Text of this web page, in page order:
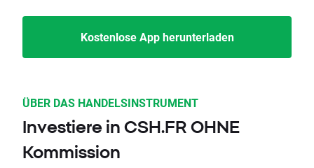
Kostenlose App herunterladen
ÜBER DAS HANDELSINSTRUMENT
Investiere in CSH.FR OHNE
Kommission